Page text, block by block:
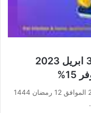
عروض احمد عبد الواحد اليوم 3 ابريل 2023
عروض احمد عبد الواحد اليوم 3 ابريل 2023 الموافق 12 رمضان 1444